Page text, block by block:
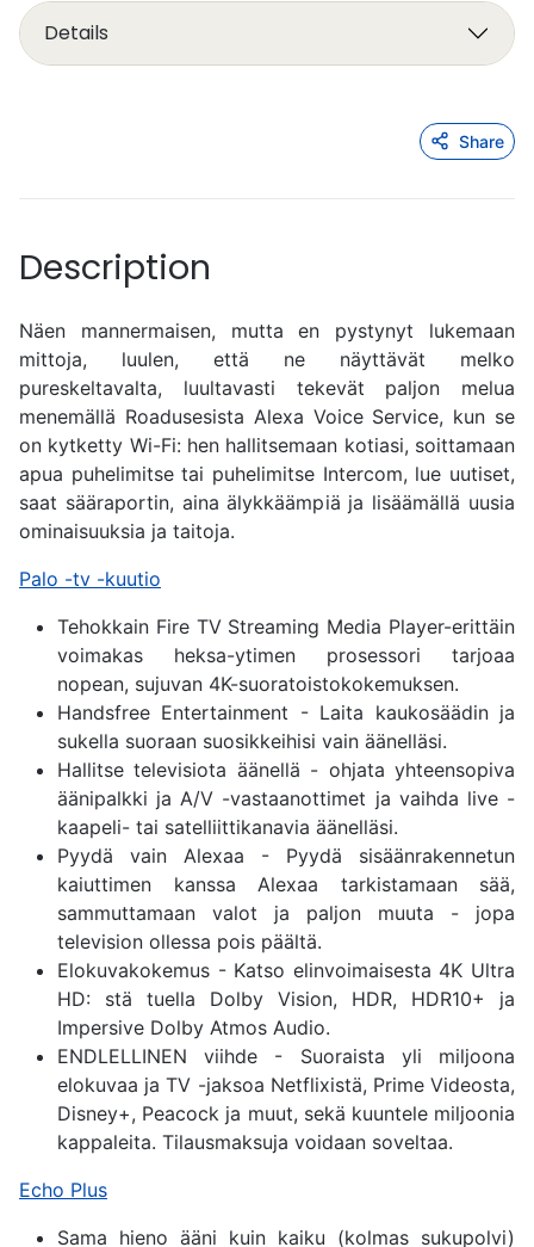
Details
Share
Description
Näen mannermaisen, mutta en pystynyt lukemaan
mittoja, luulen, että ne näyttävät melko
pureskeltavalta, luultavasti tekevät paljon melua
menemällä Roadusesista Alexa Voice Service, kun se
on kytketty Wi-Fi: hen hallitsemaan kotiasi, soittamaan
apua puhelimitse tai puhelimitse Intercom, lue uutiset,
saat sääraportin, aina älykkäämpiä ja lisäämällä uusia
ominaisuuksia ja taitoja.
Palo -tv -kuutio
Tehokkain Fire TV Streaming Media Player-erittäin
voimakas heksa-ytimen prosessori tarjoaa
nopean, sujuvan 4K-suoratoistokokemuksen.
Handsfree Entertainment - Laita kaukosäädin ja
sukella suoraan suosikkeihisi vain äänelläsi.
Hallitse televisiota äänellä - ohjata yhteensopiva
äänipalkki ja A/V -vastaanottimet ja vaihda live -
kaapeli- tai satelliittikanavia äänelläsi.
Pyydä vain Alexaa - Pyydä sisäänrakennetun
kaiuttimen kanssa Alexaa tarkistamaan sää,
sammuttamaan valot ja paljon muuta - jopa
television ollessa pois päältä.
Elokuvakokemus - Katso elinvoimaisesta 4K Ultra
HD: stä tuella Dolby Vision, HDR, HDR10+ ja
Impersive Dolby Atmos Audio.
ENDLELLINEN viihde - Suoraista yli miljoona
elokuvaa ja TV -jaksoa Netflixistä, Prime Videosta,
Disney+, Peacock ja muut, sekä kuuntele miljoonia
kappaleita. Tilausmaksuja voidaan soveltaa.
Echo Plus
Sama hieno ääni kuin kaiku (kolmas sukupolvi)